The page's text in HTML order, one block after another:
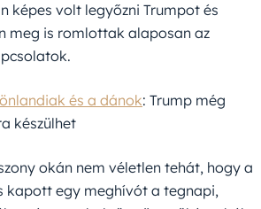
képes volt legyőzni Trumpot és
meg is romlottak alaposan az
és a dánok: Trump még
készülhet
okán nem véletlen tehát, hogy a
kapott egy meghívót a tegnapi,